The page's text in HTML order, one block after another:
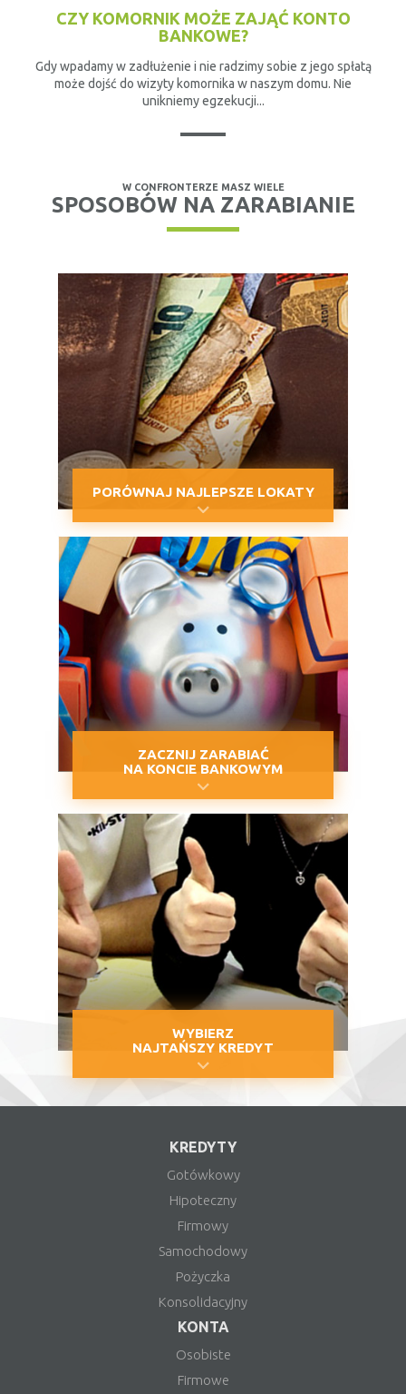
CZY KOMORNIK MOŻE ZAJĄĆ KONTO
BANKOWE?
Gdy wpadamy w zadłużenie i nie radzimy sobie z jego spłatą
może dojść do wizyty komornika w naszym domu. Nie
unikniemy egzekucji...
W CONFRONTERZE MASZ WIELE
SPOSOBÓW NA ZARABIANIE
PORÓWNAJ NAJLEPSZE LOKATY
ZACZNIJ ZARABIAĆ
NA KONCIE BANKOWYM
WYBIERZ
NAJTAŃSZY KREDYT
KREDYTY
Gotówkowy
Hipoteczny
Firmowy
Samochodowy
Pożyczka
Konsolidacyjny
KONTA
Osobiste
Firmowe